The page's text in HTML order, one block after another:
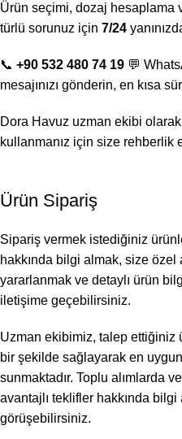
Ürün seçimi, dozaj hesaplama
türlü sorunuz için 7/24
📞 +90 532 480 74 19 💬
mesajınızı gönderin, en kısa
Dora Havuz uzman ekibi
kullanmanız için size rehberlik
Ürün Sipariş
Sipariş vermek istediğiniz
hakkında bilgi almak, size özel
yararlanmak ve detaylı ürün
iletişime geçebilirsiniz.
Uzman ekibimiz, talep ettiğiniz
bir şekilde sağlayarak en
sunmaktadır. Toplu alımlarda
avantajlı teklifler hakkında
görüşebilirsiniz.